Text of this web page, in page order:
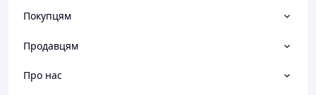
Покупцям
Продавцям
Про нас